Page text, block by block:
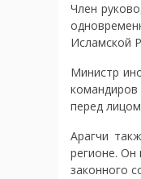
Член
Исламской
Министр
перед
Арагчи
регионе. Он
законного